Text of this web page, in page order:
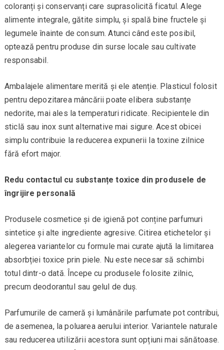
coloranți și conservanți care suprasolicită ficatul. Alege
alimente integrale, gătite simplu, și spală bine fructele și
legumele înainte de consum. Atunci când este posibil,
optează pentru produse din surse locale sau cultivate
responsabil.
Ambalajele alimentare merită și ele atenție. Plasticul folosit
pentru depozitarea mâncării poate elibera substanțe
nedorite, mai ales la temperaturi ridicate. Recipientele din
sticlă sau inox sunt alternative mai sigure. Acest obicei
simplu contribuie la reducerea expunerii la toxine zilnice
fără efort major.
Redu contactul cu substanțe toxice din produsele de
îngrijire personală
Produsele cosmetice și de igienă pot conține parfumuri
sintetice și alte ingrediente agresive. Citirea etichetelor și
alegerea variantelor cu formule mai curate ajută la limitarea
absorbției toxice prin piele. Nu este necesar să schimbi
totul dintr-o dată. Începe cu produsele folosite zilnic,
precum deodorantul sau gelul de duș.
Parfumurile de cameră și lumânările parfumate pot contribui,
de asemenea, la poluarea aerului interior. Variantele naturale
sau reducerea utilizării acestora sunt opțiuni mai sănătoase.